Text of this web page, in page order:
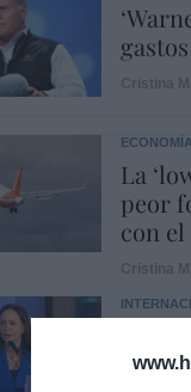
ECONOMÍA
La
peor
con
un